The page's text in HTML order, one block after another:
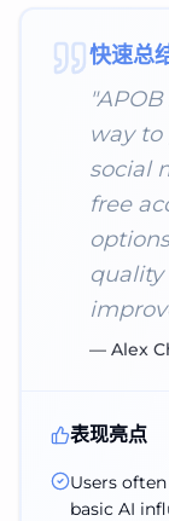
快速总
"
way to
social
free
— Alex
表现亮点
Users
basic AI